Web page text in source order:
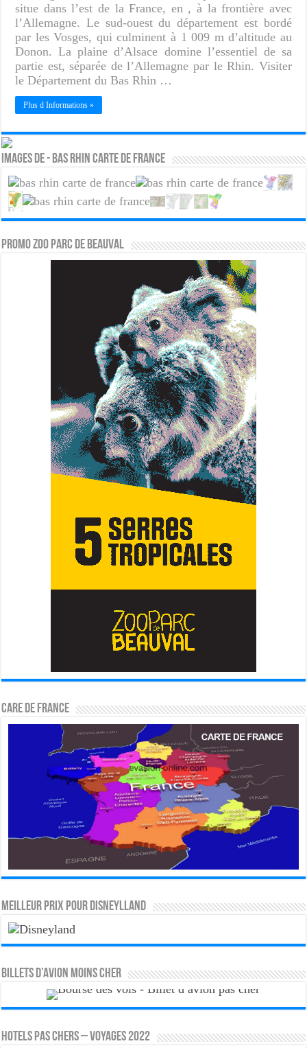
situe dans l’est de la France, en , à la frontière avec
l’Allemagne. Le sud-ouest du département est bordé
par les Vosges, qui culminent à 1 009 m d’altitude au
Donon. La plaine d’Alsace domine l’essentiel de sa
partie est, séparée de l’Allemagne par le Rhin. Visiter
le Département du Bas Rhin …
Plus d Informations »
Images de - Bas Rhin carte de France
PROMO ZOO PARC DE BEAUVAL
CARE DE FRANCE
MEILLEUR PRIX POUR DISNEYLLAND
Billets d’avion moins cher
HOTELS PAS CHERS – VOYAGES 2022